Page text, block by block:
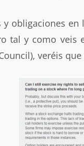
y obligaciones
tal y como veis
veréis